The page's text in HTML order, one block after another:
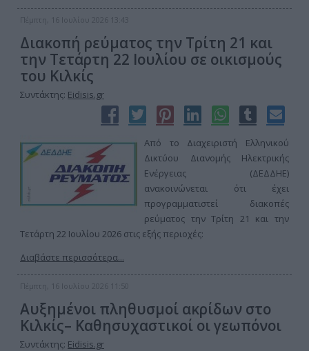
Πέμπτη, 16 Ιουλίου 2026 13:43
Διακοπή ρεύματος την Τρίτη 21 και
την Τετάρτη 22 Ιουλίου σε οικισμούς
του Κιλκίς
Συντάκτης: Eidisis.gr
Από το Διαχειριστή Ελληνικού
Δικτύου Διανομής Ηλεκτρικής
Ενέργειας (ΔΕΔΔΗΕ)
ανακοινώνεται ότι έχει
προγραμματιστεί διακοπές
ρεύματος την Τρίτη 21 και την
Τετάρτη 22 Ιουλίου 2026 στις εξής περιοχές:
Διαβάστε περισσότερα...
Πέμπτη, 16 Ιουλίου 2026 11:50
Αυξημένοι πληθυσμοί ακρίδων στο
Κιλκίς– Καθησυχαστικοί οι γεωπόνοι
Συντάκτης: Eidisis.gr